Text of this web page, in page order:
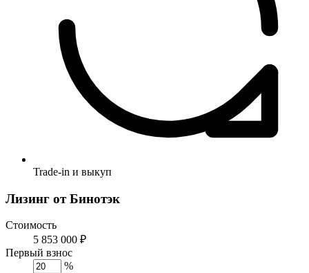
Trade-in и выкуп
Лизинг от Бинотэк
Стоимость
5 853 000 ₽
Первый взнос
%